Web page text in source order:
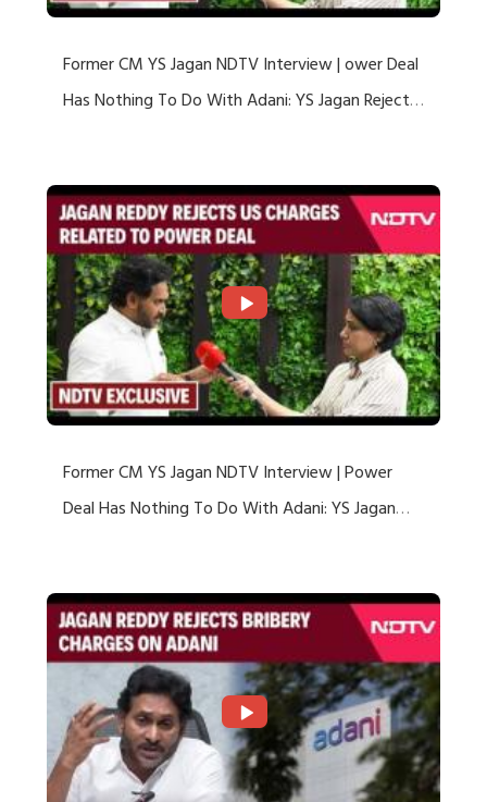
Former CM YS Jagan NDTV Interview | ower Deal
Has Nothing To Do With Adani: YS Jagan Rejects
Former CM YS Jagan NDTV Interview | Power
Deal Has Nothing To Do With Adani: YS Jagan